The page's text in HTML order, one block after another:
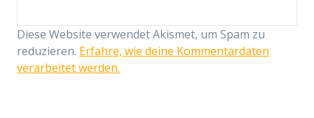
Diese Website verwendet Akismet, um Spam zu
reduzieren. Erfahre, wie deine Kommentardaten
verarbeitet werden.